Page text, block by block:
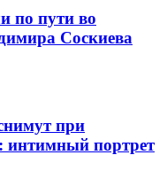
по пути во
Соскиева
при
интимный портрет